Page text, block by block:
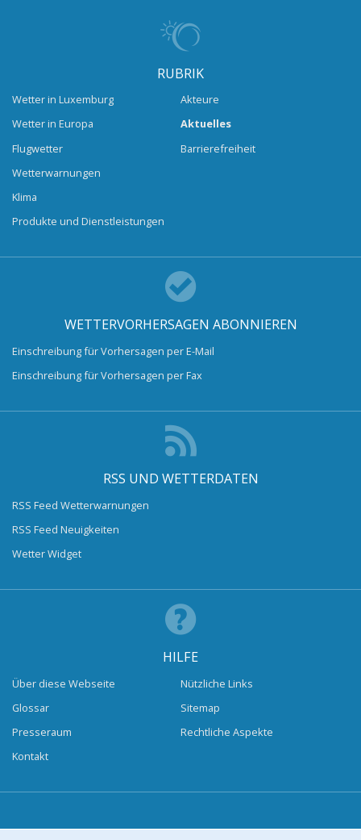
RUBRIK
Wetter in Luxemburg
Wetter in Europa
Flugwetter
Wetterwarnungen
Klima
Produkte und Dienstleistungen
Akteure
Aktuelles
Barrierefreiheit
WETTERVORHERSAGEN ABONNIEREN
Einschreibung für Vorhersagen per E-Mail
Einschreibung für Vorhersagen per Fax
RSS UND WETTERDATEN
RSS Feed Wetterwarnungen
RSS Feed Neuigkeiten
Wetter Widget
HILFE
Über diese Webseite
Glossar
Presseraum
Kontakt
Nützliche Links
Sitemap
Rechtliche Aspekte